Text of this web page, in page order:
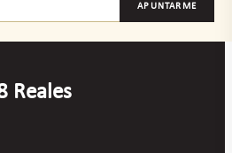
APUNTARME
Reales